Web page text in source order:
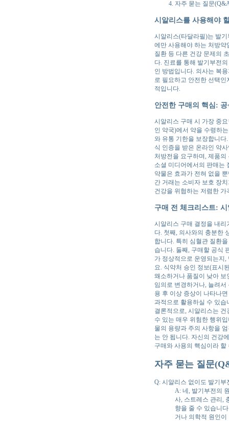
자주 묻는 질문
시알리스를 사용해야
시알리스(타달라필)는 발
에만 사용해야 하는 처방
질환 등 다른 건강 문제의
다. 진료를 통해 발기부전
인 방법입니다. 의사는 복
로 필요하고 안전한 선택
적입니다.
안전한 구매의 핵심:
시알리스 구매 시 가장 중
인 약국)에서 약을 수령하
와 유통 기한을 보장합니
식 인증을 받은 온라인 약
처방전을 요구하며, 제품
소셜 미디어에서의 판매는
약물은 효과가 전혀 없을
간 거래는 소비자 보호 장
건강을 위협하는 저렴한
구매 전 체크리스트:
시알리스 구매 결정을 내리
다. 첫째, 의사와의 충분한
합니다. 특히 심혈관 질환
습니다. 둘째, 구매할 공식
가 정상적으로 운영되는지
요. 식약처 승인 정보(표시
왜소하거나 품질이 낮아
임의로 변경하거나, 늘려
용 후 이상 증상이 나타나
과적으로 활용하실 수 있습
결론적으로, 시알리스는
수 있는 매우 위험한 행위
물의 용량과 주의 사항을
는 안 됩니다. 자신의 건강
구매와 사용의 핵심이라 할
자주 묻는 질문
Q: 시알리스 없이도 발기부
A: 네, 발기부전의
사, 스트레스 관리,
향을 줄 수 있습니
거나 의학적 원인